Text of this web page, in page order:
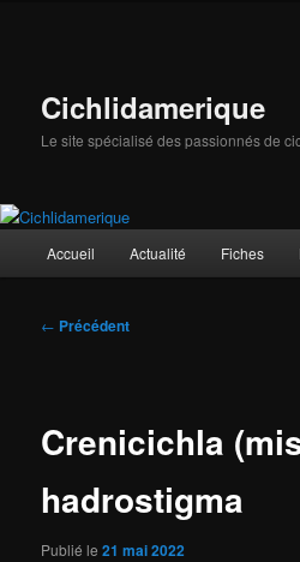
Cichlidamerique
Le site spécialisé des passionnés de
principal
Accueil Actualité Fiches
Navigation
← Précédent
Crenicichla
hadrostigma
Publié le21 mai 2022